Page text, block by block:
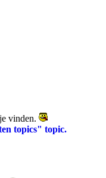
vinden.
topics" topic.